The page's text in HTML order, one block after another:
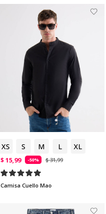
XS S M L XL
$ 15,99 -50% $ 31,99
Camisa Cuello Mao